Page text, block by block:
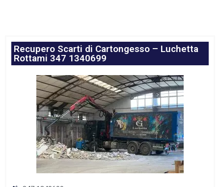
Recupero Scarti di Cartongesso – Luchetta
Rottami 347 1340699